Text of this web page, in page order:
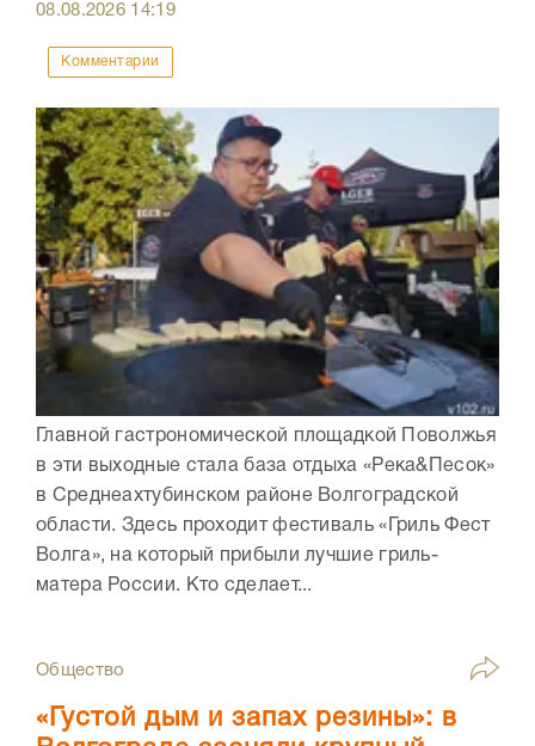
08.08.2026 14:19
Комментарии
Главной гастрономической площадкой Поволжья
в эти выходные стала база отдыха «Река&Песок»
в Среднеахтубинском районе Волгоградской
области. Здесь проходит фестиваль «Гриль Фест
Волга», на который прибыли лучшие гриль-
матера России. Кто сделает...
Общество
«Густой дым и запах резины»: в